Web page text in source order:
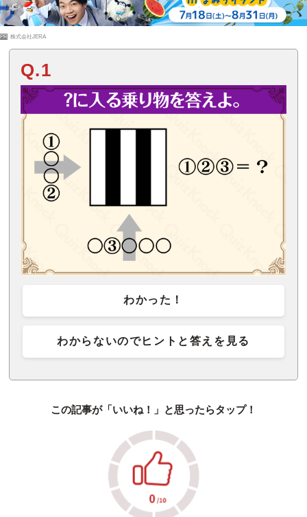
PR 株式会社JERA
Q.1
わかった！
わからないのでヒントと答えを見る
この記事が「いいね！」と思ったらタップ！